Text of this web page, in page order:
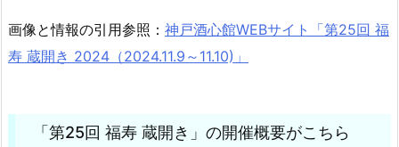
画像と情報の引用参照： 神戸酒心館WEBサイト「第25回 福
寿 蔵開き 2024（2024.11.9～11.10)」
「第25回 福寿 蔵開き」の開催概要がこちら